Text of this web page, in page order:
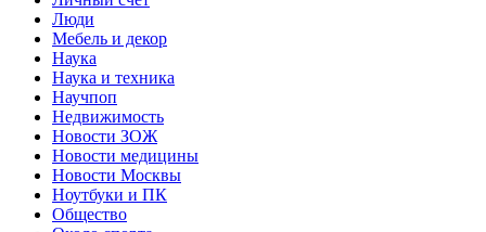
Люди
Мебель и декор
Наука
Наука и техника
Научпоп
Недвижимость
Новости ЗОЖ
Новости медицины
Новости Москвы
Ноутбуки и ПК
Общество